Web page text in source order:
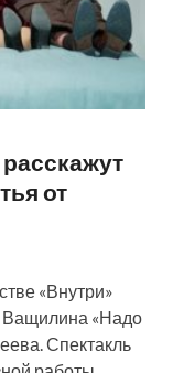
от
«Внутри»
Ващилина «Надо
Спектакль